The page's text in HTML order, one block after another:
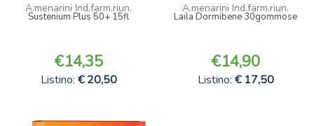
A.menarini Ind.farm.riun.
Sustenium Plus 50+ 15fl
14,35
Listino: 20,50
A.menarini Ind.farm.riun.
Laila Dormibene 30gommose
14,90
Listino: 17,50